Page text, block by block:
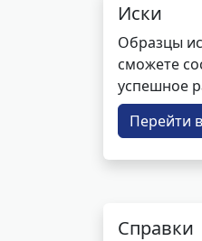
Иски
Образцы
сможете
успешное
Перейти
Справки